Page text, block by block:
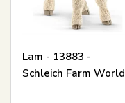
Lam - 13883 -
Schleich Farm World